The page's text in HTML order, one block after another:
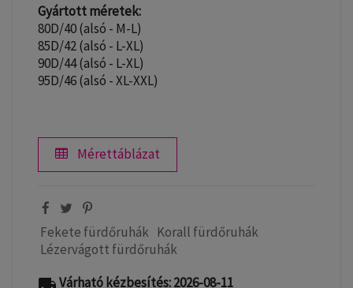
Gyártott méretek:
80D/40 (alsó - M-L)
85D/42 (alsó - L-XL)
90D/44 (alsó - L-XL)
95D/46 (alsó - XL-XXL)
Mérettáblázat
Fekete fürdőruhák Korall fürdőruhák
Lézervágott fürdőruhák
Várható kézbesítés: 2026-08-11